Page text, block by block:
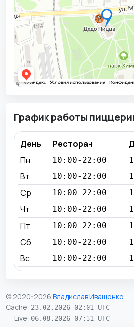
График работы
День Ресторан
Пн
10:00-22:00
Вт 10:00-22:00
Ср 10:00-22:00
Чт 10:00-22:00
Пт 10:00-22:00
Сб 10:00-22:00
Вс 10:00-22:00
© 2020-2026 Владислав Иващенко
Cache: 23.02.2026 02:01 UTC
Live: 06.08.2026 07:31 UTC